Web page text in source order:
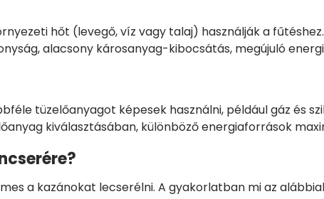
hőt (levegő, víz vagy talaj) használják a
alacsony károsanyag-kibocsátás, megújuló
tüzelőanyagot képesek használni, például gáz és
kiválasztásában, különböző energiaforrások
a kazánokat lecserélni. A gyakorlatban mi az